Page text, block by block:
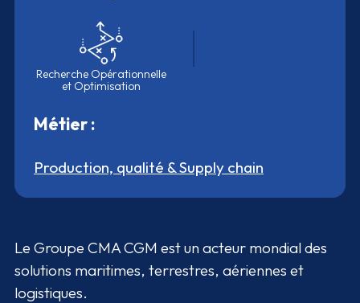
Recherche Opérationnelle
et Optimisation
Métier :
Production, qualité & Supply chain
Le Groupe CMA CGM est un acteur mondial des
solutions maritimes, terrestres, aériennes et
logistiques.